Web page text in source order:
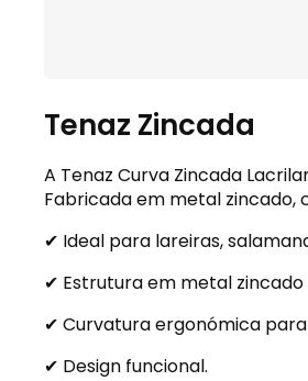
Tenaz Zincada
A Tenaz Curva Zincada
Fabricada em metal zincado,
✔ Ideal para lareiras,
✔ Estrutura em metal
✔ Curvatura ergonómica
✔ Design funcional.